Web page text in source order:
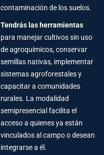
contaminación de los suelos.
Tendrás las herramientas
para manejar cultivos sin uso
de agroquímicos, conservar
semillas nativas, implementar
sistemas agroforestales y
capacitar a comunidades
rurales. La modalidad
semipresencial facilita el
acceso a quienes ya están
vinculados al campo o desean
integrarse a él.